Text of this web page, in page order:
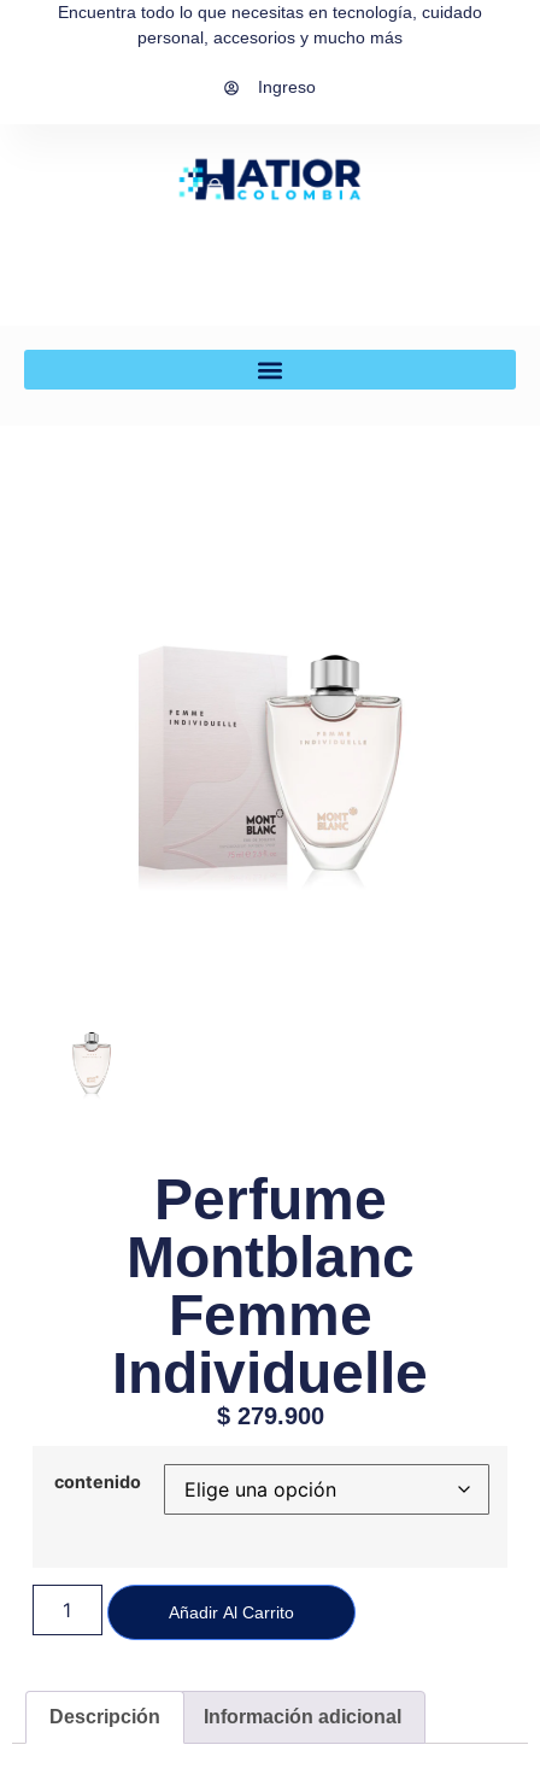
Encuentra todo lo que necesitas en tecnología, cuidado
personal, accesorios y mucho más
Ingreso
Perfume
Montblanc
Femme
Individuelle
$279.900
contenido
Añadir Al Carrito
Descripción Información adicional